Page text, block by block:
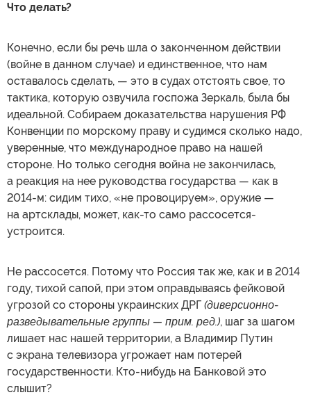
Что делать?
Конечно, если бы речь шла о законченном действии
(войне в данном случае) и единственное, что нам
оставалось сделать, — это в судах отстоять свое, то
тактика, которую озвучила госпожа Зеркаль, была бы
идеальной. Собираем доказательства нарушения РФ
Конвенции по морскому праву и судимся сколько надо,
уверенные, что международное право на нашей
стороне. Но только сегодня война не закончилась,
а реакция на нее руководства государства — как в
2014-м: сидим тихо, «не провоцируем», оружие —
на артсклады, может, как-то само рассосется-
устроится.
Не рассосется. Потому что Россия так же, как и в 2014
году, тихой сапой, при этом оправдываясь фейковой
угрозой со стороны украинских ДРГ (диверсионно-
разведывательные группы — прим. ред.), шаг за шагом
лишает нас нашей территории, а Владимир Путин
с экрана телевизора угрожает нам потерей
государственности. Кто-нибудь на Банковой это
слышит?